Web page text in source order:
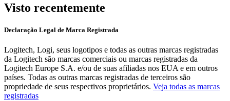
Visto recentemente
Declaração Legal de Marca Registrada
Logitech, Logi, seus logotipos e todas as outras marcas registradas
da Logitech são marcas comerciais ou marcas registradas da
Logitech Europe S.A. e/ou de suas afiliadas nos EUA e em outros
países. Todas as outras marcas registradas de terceiros são
propriedade de seus respectivos proprietários. Veja todas as marcas
registradas